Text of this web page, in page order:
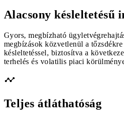
Alacsony késleltetésű
Gyors, megbízható
megbízások közvetlenül a
késleltetéssel, biztosítva a
terhelés és volatilis piaci
Teljes átláthatóság